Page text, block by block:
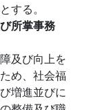
する。
所掌事務
及び向上を
め、社会福
増進並びに